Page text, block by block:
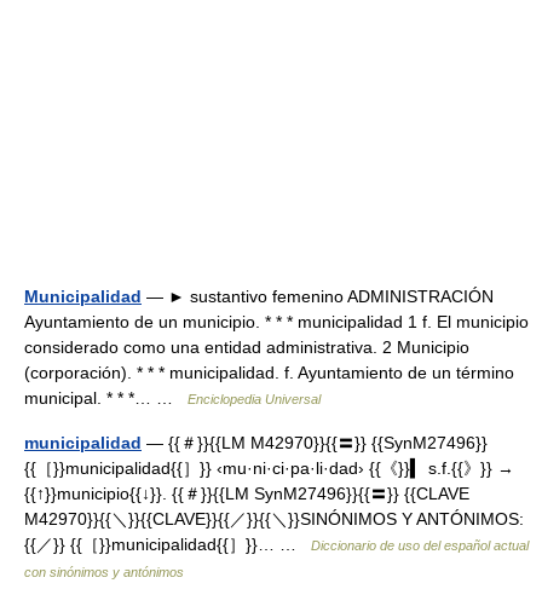
Municipalidad — ► sustantivo femenino ADMINISTRACIÓN
Ayuntamiento de un municipio. * * * municipalidad 1 f. El municipio
considerado como una entidad administrativa. 2 Municipio
(corporación). * * * municipalidad. f. Ayuntamiento de un término
municipal. * * *… …
Enciclopedia Universal
municipalidad — {{＃}}{{LM M42970}}{{〓}} {{SynM27496}}
{{［}}municipalidad{{］}} ‹mu·ni·ci·pa·li·dad› {{《}}▍ s.f.{{》}} →
{{↑}}municipio{{↓}}. {{＃}}{{LM SynM27496}}{{〓}} {{CLAVE
M42970}}{{＼}}{{CLAVE}}{{／}}{{＼}}SINÓNIMOS Y ANTÓNIMOS:
{{／}} {{［}}municipalidad{{］}}… …
Diccionario de uso del español actual
con sinónimos y antónimos